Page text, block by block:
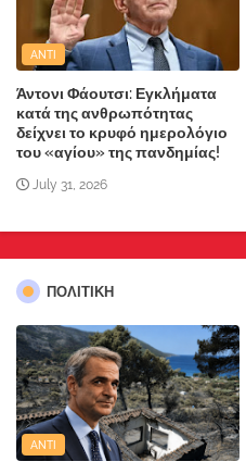
ANTI
Άντονι Φάουτσι: Εγκλήματα
κατά της ανθρωπότητας
δείχνει το κρυφό ημερολόγιο
του «αγίου» της πανδημίας!
July 31, 2026
ΠΟΛΙΤΙΚΗ
ANTI